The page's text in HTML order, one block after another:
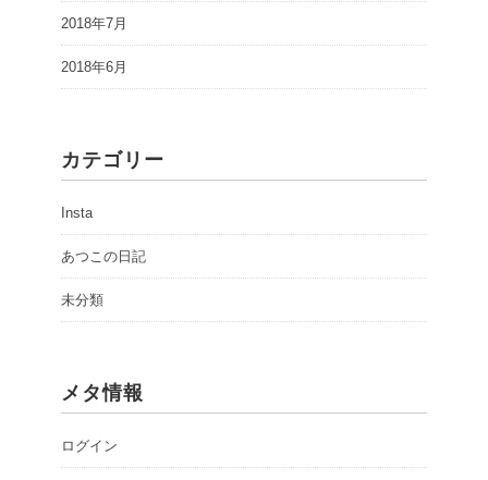
2018年7月
2018年6月
カテゴリー
Insta
あつこの日記
未分類
メタ情報
ログイン